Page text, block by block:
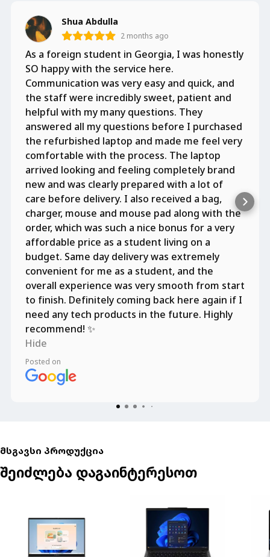
Shua Abdulla
2 months ago
As a foreign student in Georgia, I was honestly
SO happy with the service here.
Communication was very easy and quick, and
the staff were incredibly sweet, patient and
helpful with my many questions. They
answered all my questions before I purchased
the refurbished laptop and made me feel very
comfortable with the process. The laptop
arrived looking and feeling completely brand
new and was clearly prepared with a lot of
care before delivery. I also received a bag,
charger, mouse and mouse pad along with the
order, which was such a nice bonus for a very
affordable price as a student living on a
budget. Same day delivery was extremely
convenient for me as a student, and the
overall experience was very smooth from start
to finish. Definitely coming back here again if I
need any tech products in the future. Highly
recommend! ✨
Hide
Posted on
მსგავსი პროდუქცია
შეიძლება დაგაინტერესოთ